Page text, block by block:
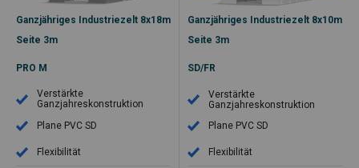
Ganzjähriges Industriezelt 8x18m
Seite 3m
PRO M
Verstärkte
Ganzjahreskonstruktion
Plane PVC SD
Flexibilität
Ganzjähriges Industriezelt 8x10m
Seite 3m
SD/FR
Verstärkte
Ganzjahreskonstruktion
Plane PVC SD
Flexibilität